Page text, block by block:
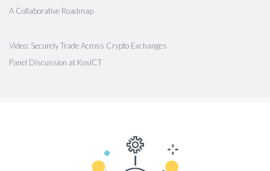
A Collaborative Roadmap
Video: Securely Trade Across Crypto Exchanges
Panel Discussion at KosICT